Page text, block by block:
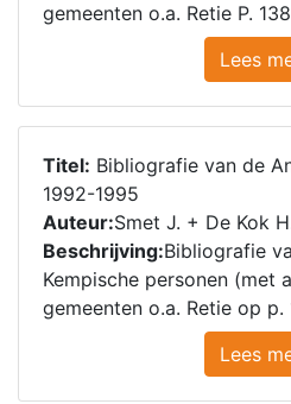
gemeenten o.a. Retie P.
Lees
Titel: Bibliografie van de
1992-1995
Auteur:Smet J. + De Kok
Beschrijving:Bibliografie
Kempische personen (met
gemeenten o.a. Retie op p.
Lees